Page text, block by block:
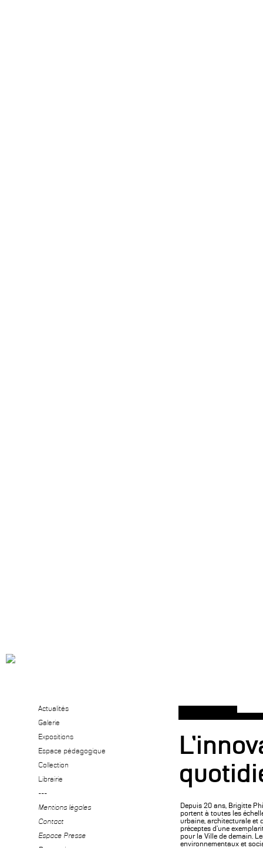
Actualités
Galerie
Expositions
Espace pédagogique
Collection
Librairie
---
Mentions légales
Contact
Espace Presse
Depuis 20 ans, Brigitte
portent à toutes les
urbaine, architecturale et
préceptes d’une
pour la Ville de demain.
environnementaux et